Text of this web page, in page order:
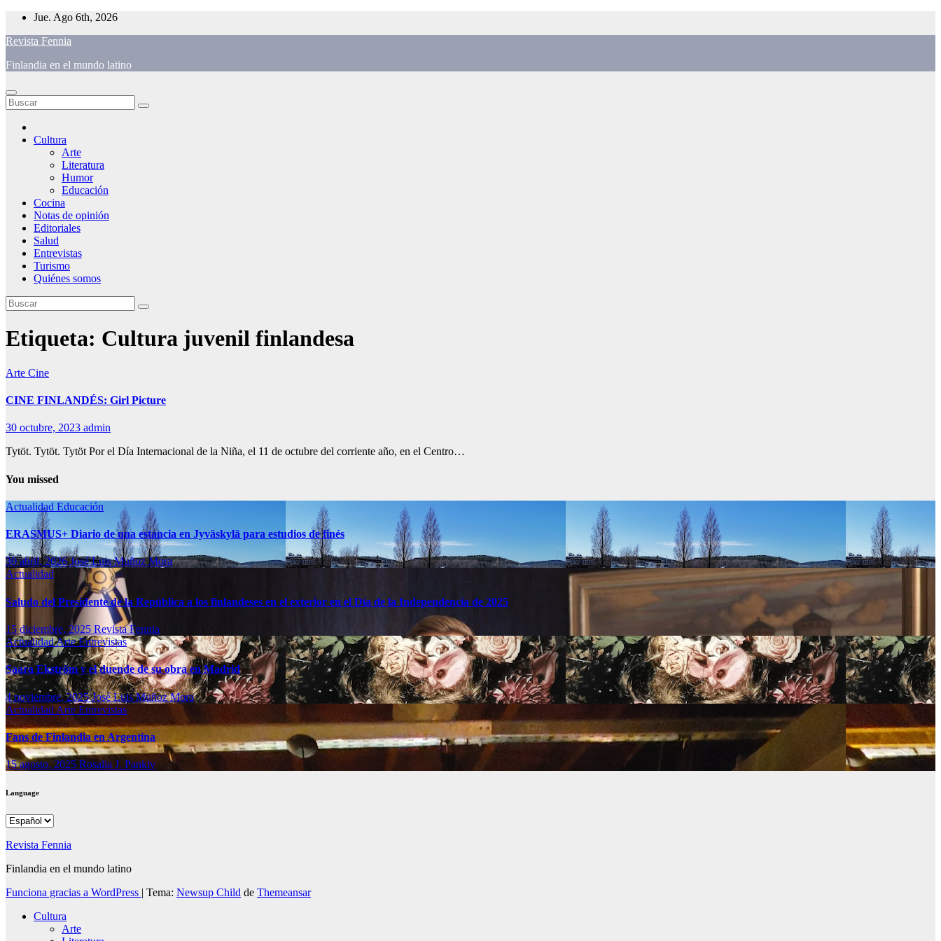
Saltar
contenido
Jue. Ago 6th, 2026
Revista Fennia
Finlandia en el mundo latino
Cultura
Arte
Literatura
Humor
Educación
Cocina
Notas de opinión
Editoriales
Salud
Entrevistas
Turismo
Quiénes somos
Etiqueta: Cultura juvenil finlandesa
Arte Cine
CINE FINLANDÉS: Girl Picture
30 octubre, 2023 admin
Tytöt. Tytöt. Tytöt Por el Día Internacional de la Niña, el 11 de octubre del corriente año, en el Centro…
You missed
Actualidad Educación
ERASMUS+ Diario de una estancia en Jyväskylä para estudios de finés
30 abril, 2026José Luis Muñoz Mora
Actualidad
Saludo del Presidente de la República a los finlandeses en el exterior en el Día de la Independencia de 2025
15 diciembre, 2025 Revista Fennia
ActualidadArteEntrevistas
Saara Ekström y el duende de su obra en Madrid
4 noviembre, 2025José Luis Muñoz Mora
ActualidadArte Entrevistas
Fans de Finlandia en Argentina
15 agosto, 2025 Rosalia J. Pankiv
Language
Language
Revista Fennia
Finlandia en el mundo latino
Funciona gracias a WordPress | Tema: Newsup Child de Themeansar
Cultura
Arte